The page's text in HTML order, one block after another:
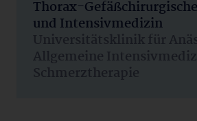
Thorax-
und Intensivmedizin
Universitätsklinik für
Allgemeine
Schmerztherapie